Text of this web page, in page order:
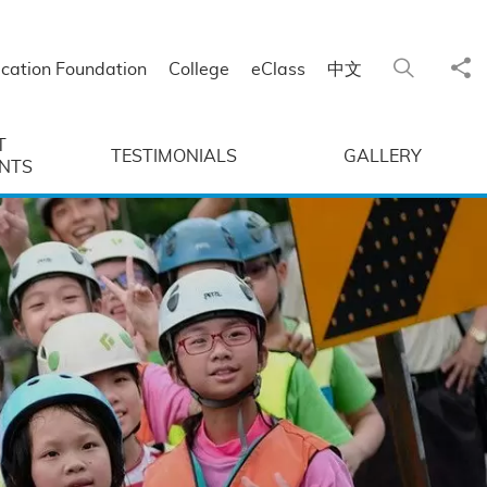
Foundation College eClass 中文 Search
TESTIMONIALS GALLERY